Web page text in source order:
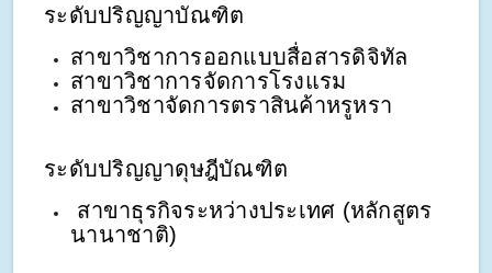
ระดับปริญญาบัณฑิต
สาขาวิชาการออกแบบสื่อสารดิจิทัล
สาขาวิชาการจัดการโรงแรม
สาขาวิชาจัดการตราสินค้าหรูหรา
ระดับปริญญาดุษฎีบัณฑิต
สาขาธุรกิจระหว่างประเทศ (หลักสูตร
นานาชาติ)